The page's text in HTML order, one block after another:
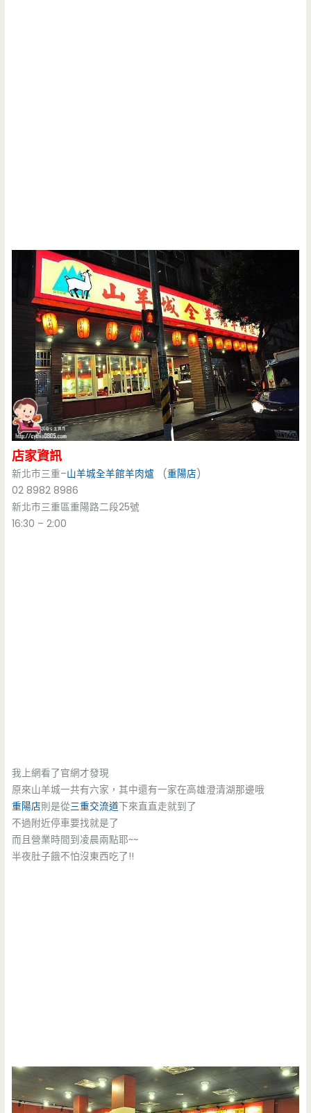
店家資訊
新北市三重–山羊城全羊館羊肉爐 (重陽店)
02 8982 8986
新北市三重區重陽路二段25號
16:30 – 2:00
我上網看了官網才發現
原來山羊城一共有六家，其中還有一家在高雄澄清湖那邊哦
重陽店則是從三重交流道下來直直走就到了
不過附近停車要找就是了
而且營業時間到凌晨兩點耶~~
半夜肚子餓不怕沒東西吃了!!